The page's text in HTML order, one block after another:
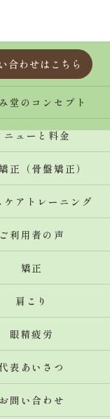
合わせはこちら
堂のコンセプト
ニューと料金
正（骨盤矯正）
ケアトレーニング
ご利用者の声
矯正
肩こり
眼精疲労
代表あいさつ
お問い合わせ